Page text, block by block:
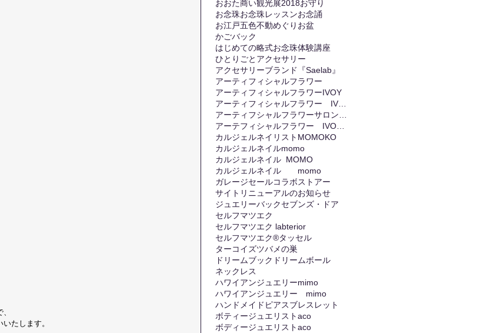
たします。
おおた商い観光展2018お守り
お念珠お念珠レッスンお念誦
お江戸五色不動めぐり お盆
かごバック
はじめての略式お念珠体験講座
ひとりごと アクセサリー
アクセサリーブランド『Saelab』
アーティフィシャルフラワー
アーティフィシャルフラワーIVOY
アーティフィシャルフラワー IVORY
アーティフシャルフラワーサロンIVORY
アーテフィシャルフラワー IVORIY
カルジェルネイリストMOMOKO
カルジェルネイルmomo
カルジェルネイル MOMO
カルジェルネイル momo
ガレージセールコラボストアー
サイトリニューアルのお知らせ
ジュエリーバックセブンズ・ドア
セルフマツエク
セルフマツエク labterior
セルフマツエク®タッセル
ターコイズツバメの巣
ドリームブック ドリームボール
ネックレス
ハワイアンジュエリーmimo
ハワイアンジュエリー mimo
ハンドメイド ピアスブレスレット
ボティージュエリストaco
ボディージュエリストaco